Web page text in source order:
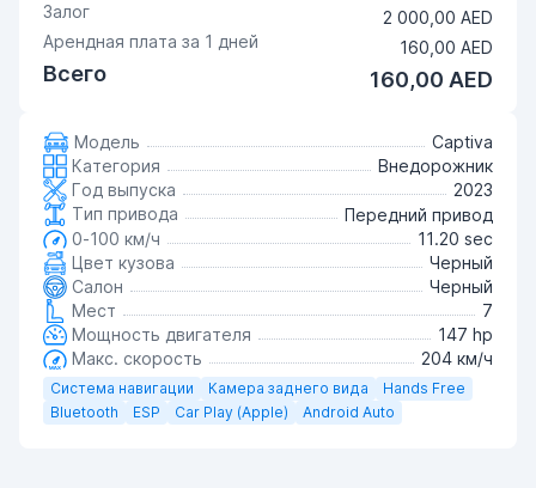
Залог
2 000,00 AED
Арендная плата за 1 дней 160,00 AED
Всего 160,00 AED
Модель
Captiva
Категория
Внедорожник
Год выпуска
2023
Тип привода
Передний привод
0-100 км/ч
11.20 sec
Цвет кузова
Черный
Салон
Черный
Мест
7
Мощность двигателя
147 hp
Макс. скорость
204 км/ч
Система навигации Камера заднего вида
Hands Free
Bluetooth
ESP Car Play (Apple) Android Auto